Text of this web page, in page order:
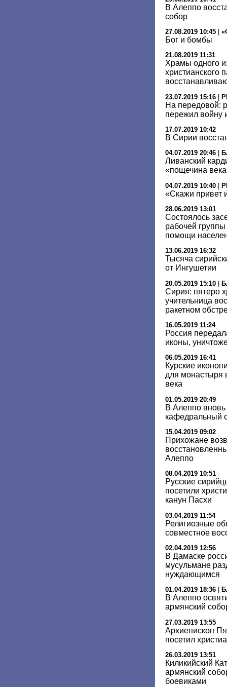
В Алеппо
собор
27.08.2019 10:45
Бог и бомбы
21.08.2019 11:31
Храмы одного
христианского
23.07.2019 15:16 |
На передовой:
пережил войну
17.07.2019 10:42
В Сирии
04.07.2019 20:46
Ливанский
«пощечина
04.07.2019 10:40 |
«Скажи привет
28.06.2019 13:01
Состоялось
рабочей
помощи
13.06.2019 16:32
Тысяча
от Ингушетии
20.05.2019 15:10 |
Сирия: пятеро
учительница
ракетном
16.05.2019 11:24
Россия
иконы,
06.05.2019 16:41
Курские
для монастыря
века
01.05.2019 20:49
В Алеппо вновь
кафедральный
15.04.2019 09:02
Прихожане
Алеппо
08.04.2019 10:51
Русские
посетили
канун Пасхи
03.04.2019 11:54
Религиозные
совместное
02.04.2019 12:56
В Дамаске
мусульмане
нуждающимся
01.04.2019 18:36
В Алеппо
армянский
27.03.2019 13:55
Архиепископ
посетил
26.03.2019 13:51
Киликийский
армянский
боевиками